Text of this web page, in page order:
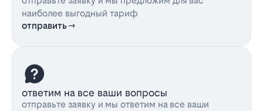
наиболее выгодный тариф
отправить
ответим на все ваши вопросы
отправьте заявку и мы ответим на все ваши